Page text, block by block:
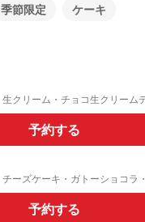
季節限定 ケーキ
予約する
予約する